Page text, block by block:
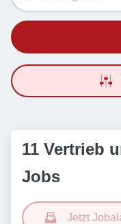
11 Vertrieb
Jobs
Jetzt